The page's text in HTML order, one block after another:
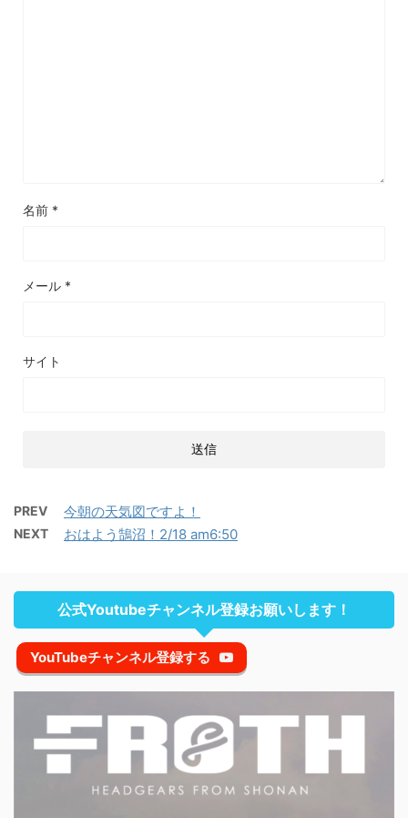
名前 *
メール *
サイト
PREV 今朝の天気図ですよ！
NEXT おはよう鵠沼！2/18 am6:50
公式Youtubeチャンネル登録お願いします！
YouTubeチャンネル登録する